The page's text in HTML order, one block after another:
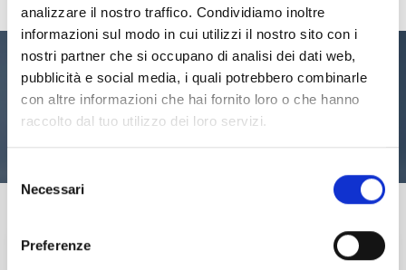
analizzare il nostro traffico. Condividiamo inoltre
informazioni sul modo in cui utilizzi il nostro sito con i
nostri partner che si occupano di analisi dei dati web,
pubblicità e social media, i quali potrebbero combinarle
con altre informazioni che hai fornito loro o che hanno
raccolto dal tuo utilizzo dei loro servizi.
delNecessari
Preferenze
Non fai ancora parte di ADCEC Tre
Venezie?
ASSOCIATI SUBITO